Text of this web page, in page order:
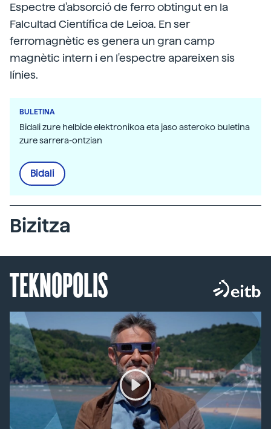
Espectre d'absorció de ferro obtingut en la
Falcultad Científica de Leioa. En ser
ferromagnètic es genera un gran camp
magnètic intern i en l'espectre apareixen sis
línies.
BULETINA
Bidali zure helbide elektronikoa eta jaso asteroko buletina
zure sarrera-ontzian
Bidali
Bizitza
TEKNOPOLIS